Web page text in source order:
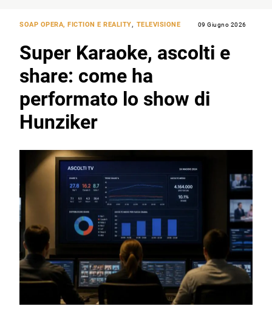
SOAP OPERA, FICTION E REALITY, TELEVISIONE 09 Giugno 2026
Super Karaoke, ascolti e
share: come ha
performato lo show di
Hunziker